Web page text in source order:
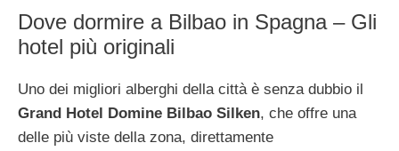
Dove dormire a Bilbao in Spagna – Gli
hotel più originali
Uno dei migliori alberghi della città è senza dubbio il
Grand Hotel Domine Bilbao Silken, che offre una
delle più viste della zona, direttamente